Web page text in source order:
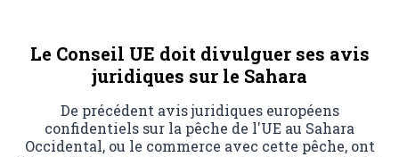
Le Conseil UE doit divulguer ses avis
juridiques sur le Sahara
De précédent avis juridiques européens
confidentiels sur la pêche de l'UE au Sahara
Occidental, ou le commerce avec cette pêche, ont